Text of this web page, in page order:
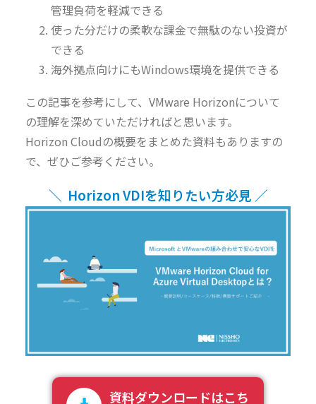
管理負荷を軽減できる
使った分だけの柔軟な課金で無駄のない投資が
できる
海外拠点向けにもWindows環境を提供できる
この記事を参考にして、VMware Horizonについて
の理解を深めていただければと思います。
Horizon Cloudの概要をまとめた資料もありますの
で、ぜひご参考ください。
＼ Horizon VDIを知りたい方必見 ／
資料ダウンロードはこち